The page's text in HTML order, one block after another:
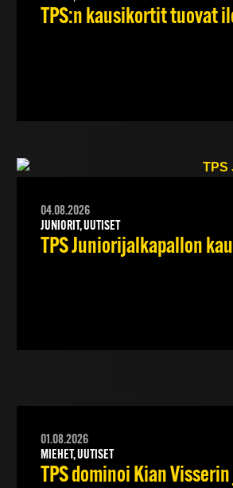
TPS:n kausikortit tuovat
04.08.2026
JUNIORIT, UUTISET
TPS Juniorijalkapallon
01.08.2026
MIEHET, UUTISET
TPS dominoi Kian